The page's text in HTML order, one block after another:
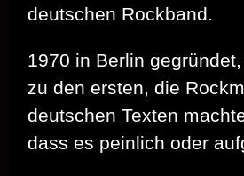
deutschen Rockband.
1970 in Berlin
zu den ersten, die
deutschen Texten
dass es peinlich oder